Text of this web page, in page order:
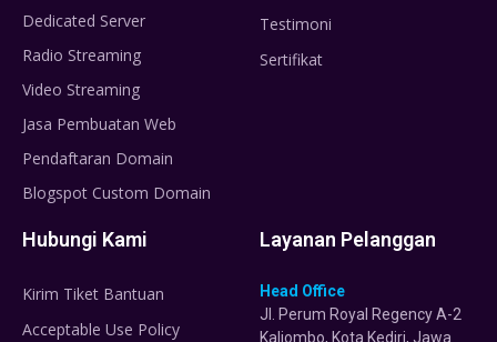
Dedicated Server
Radio Streaming
Video Streaming
Jasa Pembuatan Web
Pendaftaran Domain
Blogspot Custom Domain
Testimoni
Sertifikat
Hubungi Kami
Kirim Tiket Bantuan
Acceptable Use Policy
Layanan Pelanggan
Head Office
Jl. Perum Royal Regency A-2
Kaliombo, Kota Kediri, Jawa